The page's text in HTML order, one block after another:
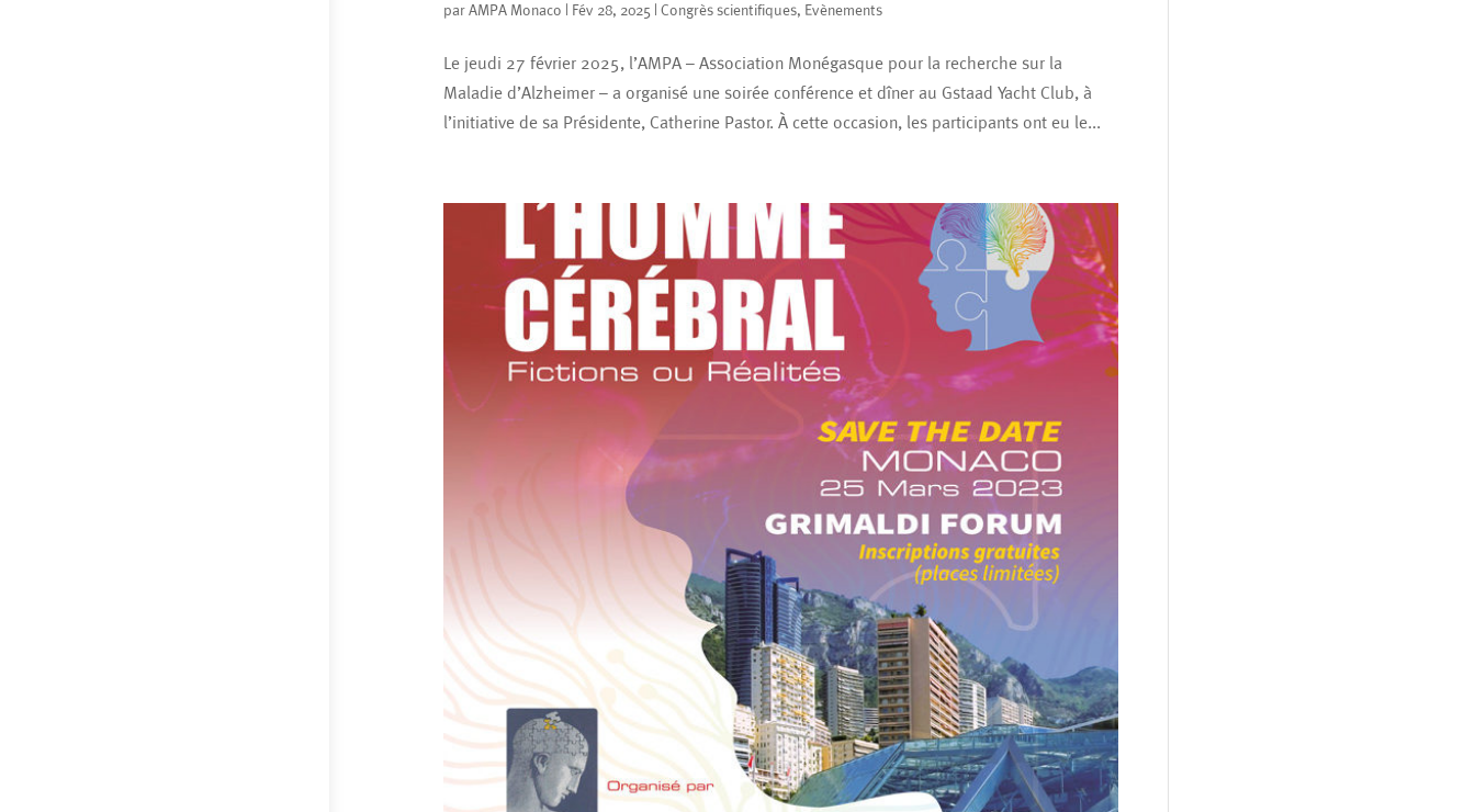
parAMPA Monaco | Fév 28, 2025 |Congrès scientifiques, Evènements
Le jeudi 27 février 2025, l’AMPA – Association Monégasque pour la recherche sur la
Maladie d’Alzheimer – a organisé une soirée conférence et dîner au Gstaad Yacht Club, à
l’initiative de sa Présidente, Catherine Pastor. À cette occasion, les participants ont eu le...